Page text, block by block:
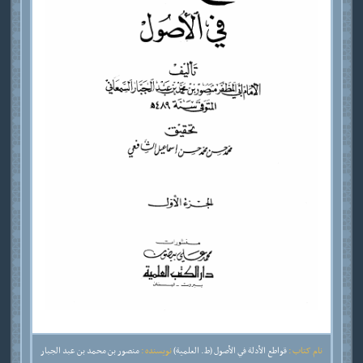
نام کتاب :قواطع الأدلة في الأصول (ط. العلمية)نویسنده :منصور بن محمد بن عبد الجبار